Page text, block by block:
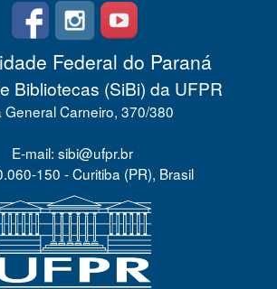
Federal do Paraná
Bibliotecas (SiBi) da UFPR
General Carneiro, 370/380
E-mail: sibi@ufpr.br
150 - Curitiba (PR), Brasil